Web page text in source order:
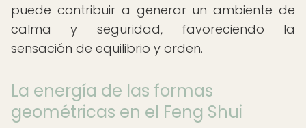
puede contribuir a generar un ambiente de
calma y seguridad, favoreciendo la
sensación de equilibrio y orden.
La energía de las formas
geométricas en el Feng Shui